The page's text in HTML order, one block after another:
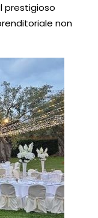
prestigioso
non